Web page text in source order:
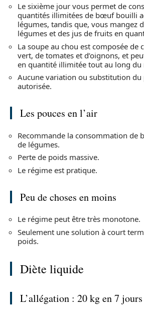
Le sixième jour vous permet de
quantités illimitées de bœuf bouilli
légumes, tandis que, vous mangez
légumes et des jus de fruits en
La soupe au chou est composée de
vert, de tomates et d’oignons, et
en quantité illimitée tout au long du
Aucune variation ou substitution du
autorisée.
Les pouces en l’air
Recommande la consommation de
de légumes.
Perte de poids massive.
Le régime est pratique.
Peu de choses en moins
Le régime peut être très monotone.
Seulement une solution à court
poids.
Diète liquide
L’allégation : 20 kg en 7 jours